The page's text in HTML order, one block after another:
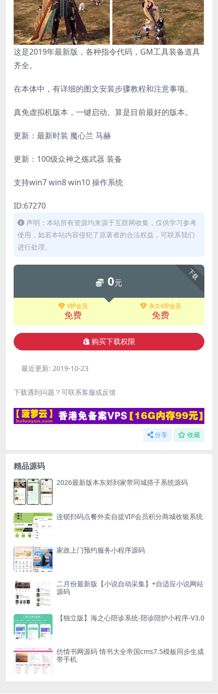
这是2019年最新版，各种指令代码，GM工具装备道具
齐全。
在本体中，有详细的图文安装步骤教程和注意事项。
真免虚拟机版本，一键启动。算是目前最好的版本。
更新：最新时装 魔心兰 马赫
更新：100级众神之殇武器 装备
支持win7 win8 win10 操作系统
ID:67270
声明：本站所有资源均来源于互联网收集，仅供学习参考
使用，如若本站内容侵犯了原著者的合法权益，可联系我们
进行处理。
下载
0元
VIP会员
免费
永久VIP会员
免费
购买下载权限
最近更新: 2019-10-23
下载遇到问题？可联系客服或反馈
分享 收藏
精品源码
2026最新版本东郊到家带同城搭子系统源码
连锁扫码点餐外卖自提VIP会员积分商城收银系统
家政上门预约服务小程序源码
二月份最新版【小说自动采集】+自适应小说网站
源码
【独立版】海之心陪诊系统-陪诊陪护小程序-V3.0
仿情书网源码 情书大全帝国cms7.5模板同步生成
带手机